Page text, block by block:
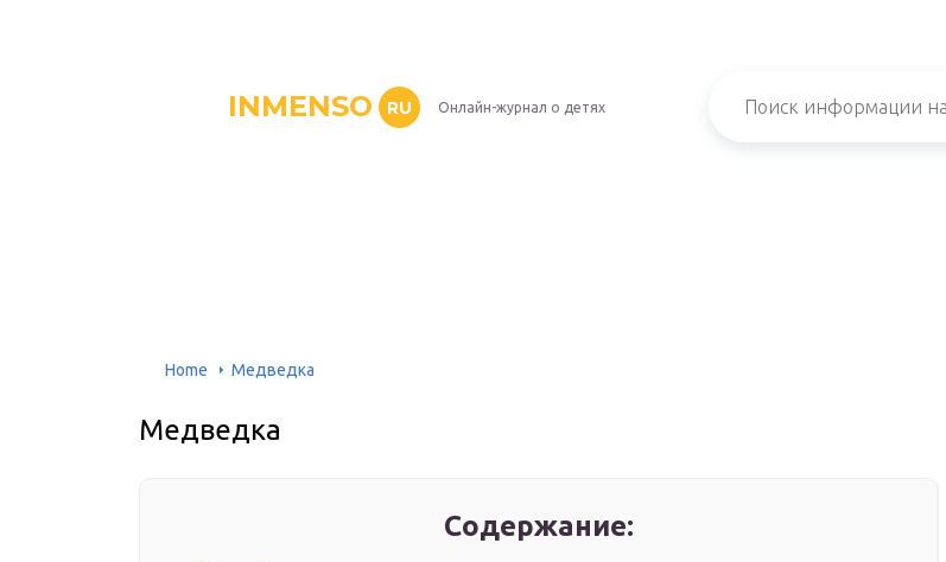
INMENSO RU Онлайн-журнал о детях
Home Медведка
Медведка
Содержание: